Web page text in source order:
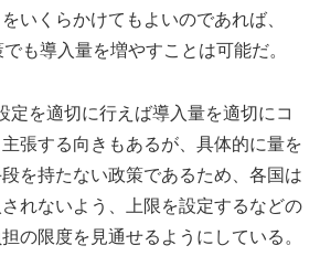
いくらかけてもよいのであれば、
も導入量を増やすことは可能だ。
定を適切に行えば導入量を適切にコ
張する向きもあるが、具体的に量を
を持たない政策であるため、各国は
れないよう、上限を設定するなどの
の限度を見通せるようにしている。